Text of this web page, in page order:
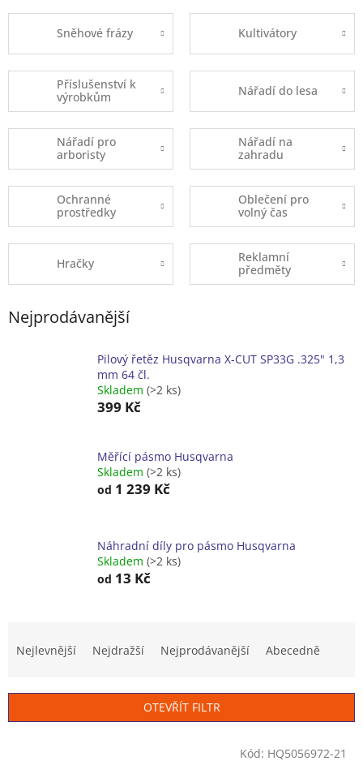
Sněhové frázy Kultivátory
Příslušenství k
výrobkům
Nářadí do lesa
Nářadí pro
arboristy
Nářadí na
zahradu
Ochranné
prostředky
Oblečení pro
volný čas
Hračky
Reklamní
předměty
Nejprodávanější
Pilový řetěz Husqvarna X-CUT SP33G .325" 1,3
mm 64 čl.
Skladem (>2 ks)
399 Kč
Měřící pásmo Husqvarna
Skladem (>2 ks)
od 1 239 Kč
Náhradní díly pro pásmo Husqvarna
Skladem (>2 ks)
od 13 Kč
í
Nejlevnější Nejdražší Nejprodávanější Abecedně
OTEVŘÍT FILTR
Kód: HQ5056972-21